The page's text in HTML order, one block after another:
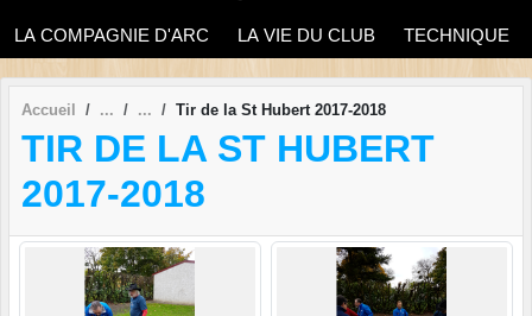
LA COMPAGNIE D'ARC LA VIE DU CLUB TECHNIQUE
Accueil Tir de la St Hubert 2017-2018
TIR DE LA ST HUBERT
2017-2018